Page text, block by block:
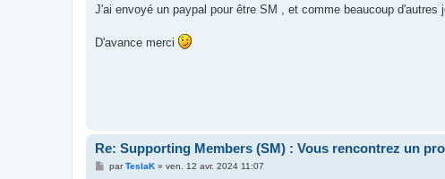
g
J'ai envoyé un paypal pour être SM , et comme beaucoup
D'avance merci
Re: Supporting Members (SM) : Vous rencontrez un
MparTeslaK» ven. 12 avr. 2024 11:07